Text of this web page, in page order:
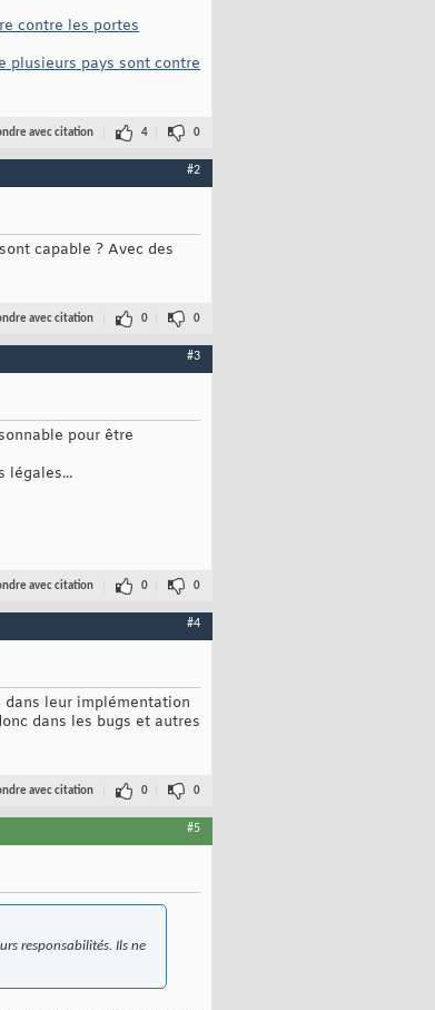
contre les portes
plusieurs pays sont contre
avec citation 4 0
#2
capable ? Avec des
avec citation 0 0
#3
pour être
légales...
avec citation 0 0
#4
dans leur implémentation
dans les bugs et autres
avec citation 0 0
#5
responsabilités. Ils ne